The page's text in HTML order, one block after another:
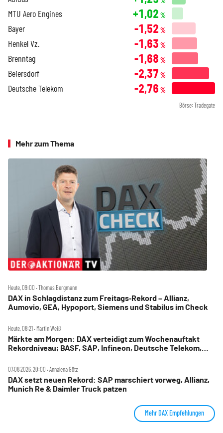
MTU Aero Engines +1,02 %
Bayer -1,52 %
Henkel Vz. -1,63 %
Brenntag -1,68 %
Beiersdorf -2,37 %
Deutsche Telekom -2,76 %
Börse: Tradegate
Mehr zum Thema
Heute, 09:00 ‧ Thomas Bergmann
DAX in Schlagdistanz zum Freitags‑Rekord – Allianz,
Aumovio, GEA, Hypoport, Siemens und Stabilus im Check
Heute, 08:21 ‧ Martin Weiß
Märkte am Morgen: DAX verteidigt zum Wochenauftakt
Rekordniveau; BASF, SAP, Infineon, Deutsche Telekom,
07.08.2026, 20:00 ‧ Annalena Götz
DAX setzt neuen Rekord: SAP marschiert vorweg, Allianz,
Munich Re & Daimler Truck patzen
Mehr DAX Empfehlungen